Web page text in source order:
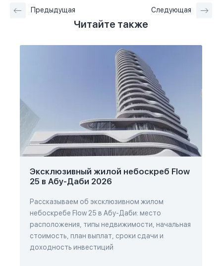
Предыдущая Следующая
Читайте также
Эксклюзивный жилой небоскреб Flow
25 в Абу-Даби 2026
Рассказываем об эксклюзивном жилом
небоскребе Flow 25 в Абу-Даби: место
расположения, типы недвижимости, начальная
стоимость, план выплат, сроки сдачи и
доходность инвестиций